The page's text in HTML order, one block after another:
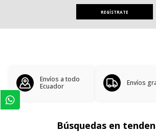
REGÍSTRATE
Envíos a todo
Ecuador
Envíos
Búsquedas en